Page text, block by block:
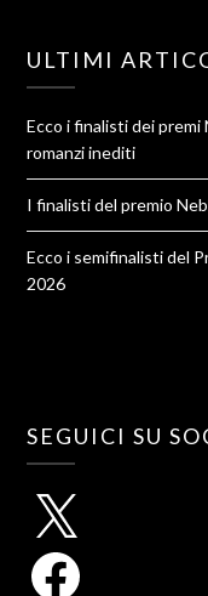
ULTIMI
Ecco i finalisti dei premi
romanzi inediti
I finalisti del premio
Ecco i semifinalisti del
2026
SEGUICI SU